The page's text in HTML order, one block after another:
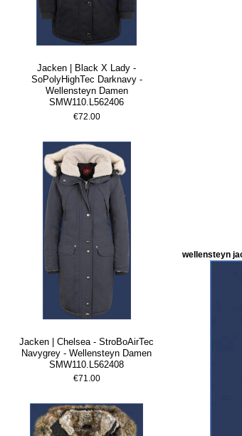
Jacken | Black X Lady -
SoPolyHighTec Darknavy -
Wellensteyn Damen
SMW110.L562406
€72.00
Jacken | Chelsea - StroBoAirTec
Navygrey - Wellensteyn Damen
SMW110.L562408
€71.00
wellensteyn